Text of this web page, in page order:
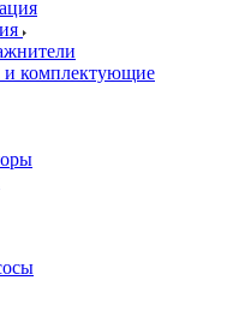
и комплектующие